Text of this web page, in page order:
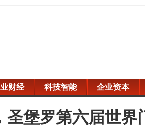
财经 科技智能 企业资本
圣堡罗第六届世